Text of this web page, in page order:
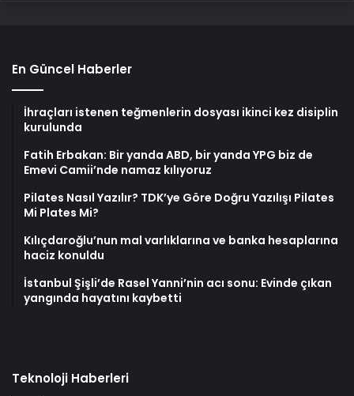
En Güncel Haberler
İhraçları istenen teğmenlerin dosyası ikinci kez disiplin
kurulunda
Fatih Erbakan: Bir yanda ABD, bir yanda YPG biz de
Emevi Camii’nde namaz kılıyoruz
Pilates Nasıl Yazılır? TDK’ye Göre Doğru Yazılışı Pilates
Mi Plates Mi?
Kılıçdaroğlu’nun mal varlıklarına ve banka hesaplarına
haciz konuldu
İstanbul Şişli’de Rasel Yanni’nin acı sonu: Evinde çıkan
yangında hayatını kaybetti
Teknoloji Haberleri